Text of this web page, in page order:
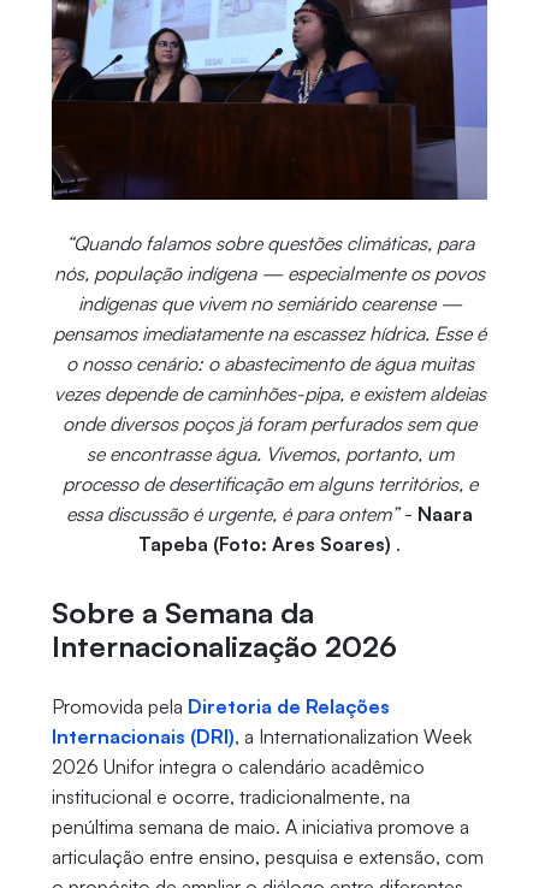
“Quando falamos sobre questões climáticas, para
nós, população indígena — especialmente os povos
indígenas que vivem no semiárido cearense —
pensamos imediatamente na escassez hídrica. Esse é
o nosso cenário: o abastecimento de água muitas
vezes depende de caminhões-pipa, e existem aldeias
onde diversos poços já foram perfurados sem que
se encontrasse água. Vivemos, portanto, um
processo de desertificação em alguns territórios, e
essa discussão é urgente, é para ontem”- Naara
Tapeba (Foto: Ares Soares) .
Sobre a Semana da
Internacionalização 2026
Promovida pela Diretoria de Relações
Internacionais (DRI), a Internationalization Week
2026 Unifor integra o calendário acadêmico
institucional e ocorre, tradicionalmente, na
penúltima semana de maio. A iniciativa promove a
articulação entre ensino, pesquisa e extensão, com